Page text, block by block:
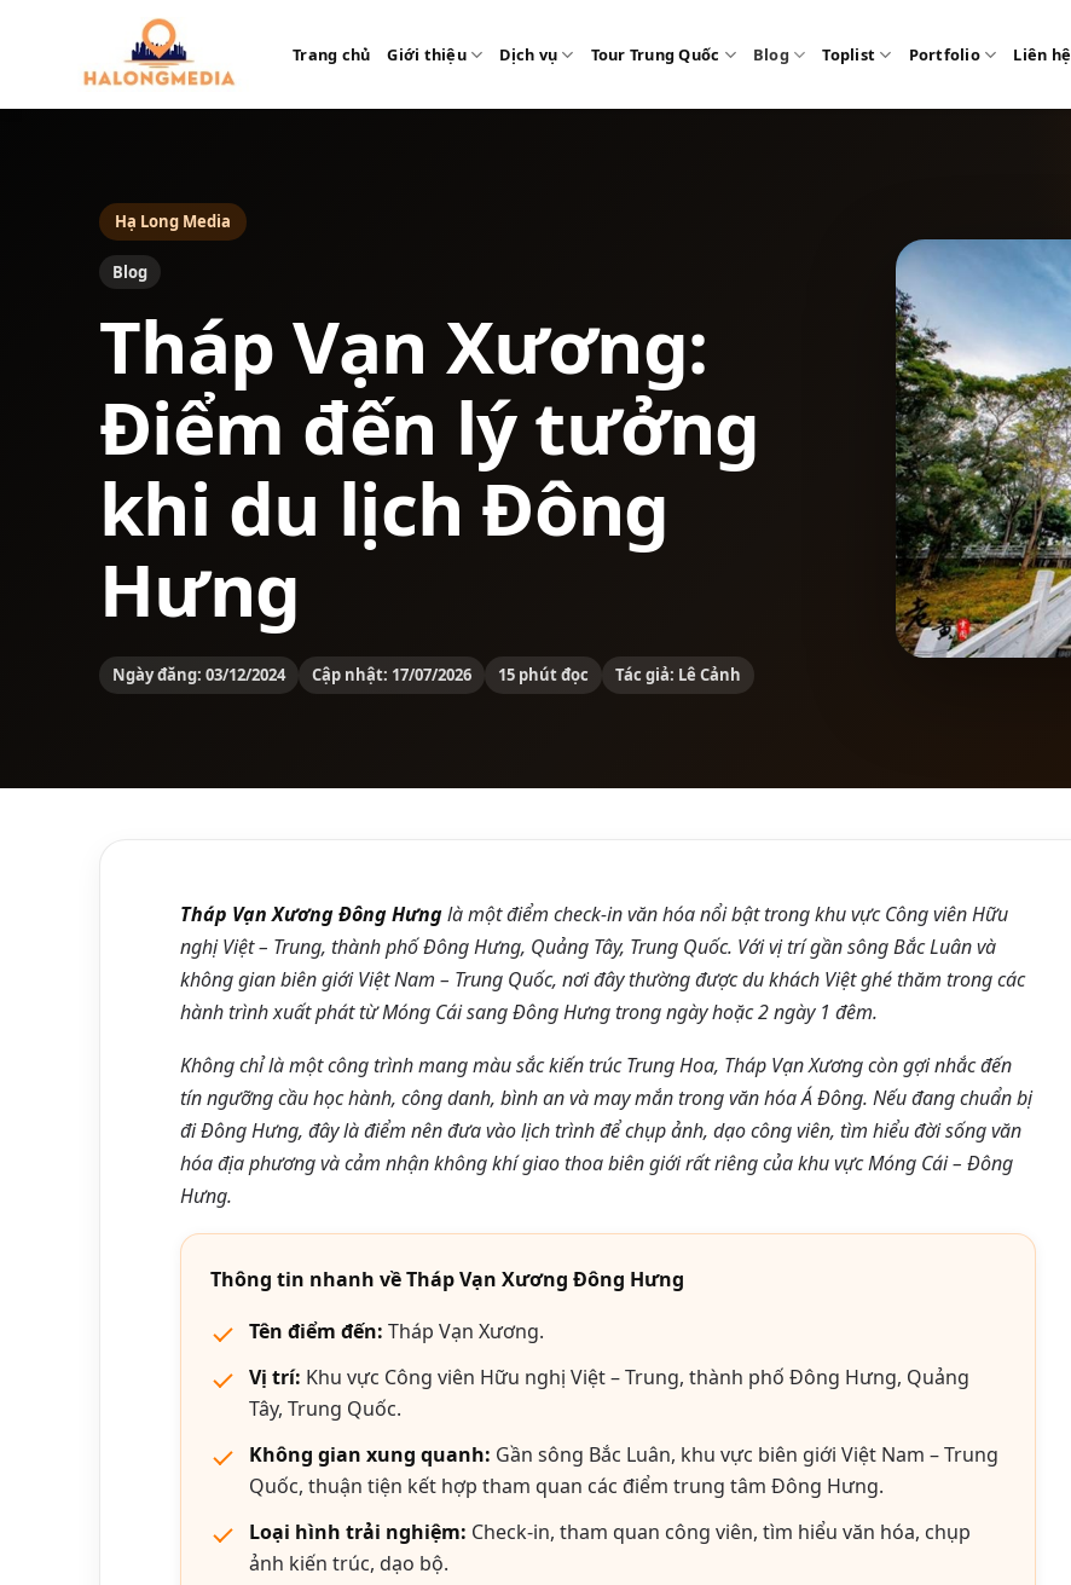
dung
Trang chủ Giới thiệu Dịch vụ Tour Trung Quốc Blog Toplist Portfolio Liên hệ
Hạ Long Media
Blog
Tháp Vạn Xương:
Điểm đến lý tưởng
khi du lịch Đông
Hưng
Ngày đăng: 03/12/2024 Cập nhật: 17/07/2026 15 phút đọc Tác giả: Lê Cảnh
Tháp Vạn Xương Đông Hưnglà một điểm check-in văn hóa nổi bật trong khu vực Công viên Hữu
nghị Việt – Trung, thành phố Đông Hưng, Quảng Tây, Trung Quốc. Với vị trí gần sông Bắc Luân và
không gian biên giới Việt Nam – Trung Quốc, nơi đây thường được du khách Việt ghé thăm trong các
hành trình xuất phát từ Móng Cái sang Đông Hưng trong ngày hoặc 2 ngày 1 đêm.
Không chỉ là một công trình mang màu sắc kiến trúc Trung Hoa, Tháp Vạn Xương còn gợi nhắc đến
tín ngưỡng cầu học hành, công danh, bình an và may mắn trong văn hóa Á Đông. Nếu đang chuẩn bị
đi Đông Hưng, đây là điểm nên đưa vào lịch trình để chụp ảnh, dạo công viên, tìm hiểu đời sống văn
hóa địa phương và cảm nhận không khí giao thoa biên giới rất riêng của khu vực Móng Cái – Đông
Hưng.
Thông tin nhanh về Tháp Vạn Xương Đông Hưng
Tên điểm đến: Tháp Vạn Xương.
Vị trí: Khu vực Công viên Hữu nghị Việt – Trung, thành phố Đông Hưng, Quảng
Tây, Trung Quốc.
Không gian xung quanh: Gần sông Bắc Luân, khu vực biên giới Việt Nam – Trung
Quốc, thuận tiện kết hợp tham quan các điểm trung tâm Đông Hưng.
Loại hình trải nghiệm: Check-in, tham quan công viên, tìm hiểu văn hóa, chụp
ảnh kiến trúc, dạo bộ.